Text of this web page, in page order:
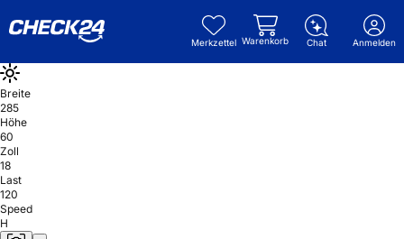
Merkzettel Warenkorb Chat Anmelden
Breite
285
Höhe
60
Zoll
18
Last
120
Speed
H